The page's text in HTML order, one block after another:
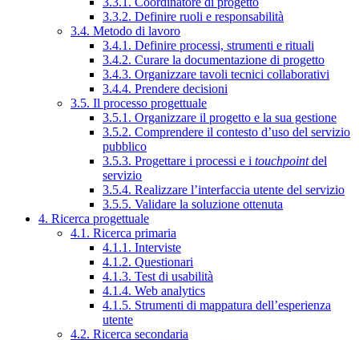
3.3.2. Definire ruoli e responsabilità
3.4. Metodo di lavoro
3.4.1. Definire processi, strumenti e rituali
3.4.2. Curare la documentazione di progetto
3.4.3. Organizzare tavoli tecnici collaborativi
3.4.4. Prendere decisioni
3.5. Il processo progettuale
3.5.1. Organizzare il progetto e la sua gestione
3.5.2. Comprendere il contesto d’uso del servizio
pubblico
3.5.3. Progettare i processi e i touchpointdel
servizio
3.5.4. Realizzare l’interfaccia utente del servizio
3.5.5. Validare la soluzione ottenuta
4. Ricerca progettuale
4.1. Ricerca primaria
4.1.1. Interviste
4.1.2. Questionari
4.1.3. Test di usabilità
4.1.4. Web analytics
4.1.5. Strumenti di mappatura dell’esperienza
utente
4.2. Ricerca secondaria